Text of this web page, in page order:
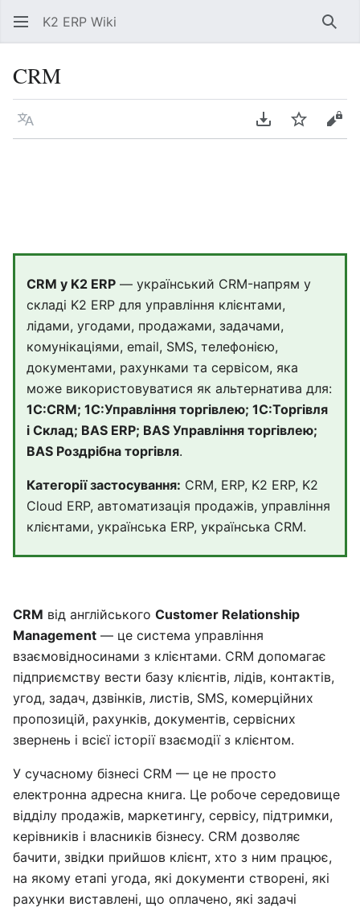
K2 ERP Wiki
CRM
Мова Завантажити
CRM у K2 ERP — український CRM-напрям у
складі K2 ERP для управління клієнтами,
лідами, угодами, продажами, задачами,
комунікаціями, email, SMS, телефонією,
документами, рахунками та сервісом, яка
може використовуватися як альтернатива для:
1С:CRM; 1С:Управління торгівлею; 1С:Торгівля
і Склад; BAS ERP; BAS Управління торгівлею;
BAS Роздрібна торгівля.
Категорії застосування: CRM, ERP, K2 ERP, K2
Cloud ERP, автоматизація продажів, управління
клієнтами, українська ERP, українська CRM.
CRM від англійського Customer Relationship
Management — це система управління
взаємовідносинами з клієнтами. CRM допомагає
підприємству вести базу клієнтів, лідів, контактів,
угод, задач, дзвінків, листів, SMS, комерційних
пропозицій, рахунків, документів, сервісних
звернень і всієї історії взаємодії з клієнтом.
У сучасному бізнесі CRM — це не просто
електронна адресна книга. Це робоче середовище
відділу продажів, маркетингу, сервісу, підтримки,
керівників і власників бізнесу. CRM дозволяє
бачити, звідки прийшов клієнт, хто з ним працює,
на якому етапі угода, які документи створені, які
рахунки виставлені, що оплачено, які задачі